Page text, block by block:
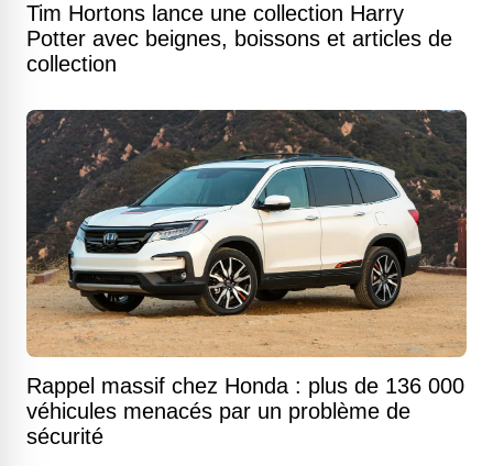
Tim Hortons lance une collection Harry
Potter avec beignes, boissons et articles de
collection
Rappel massif chez Honda : plus de 136 000
véhicules menacés par un problème de
sécurité